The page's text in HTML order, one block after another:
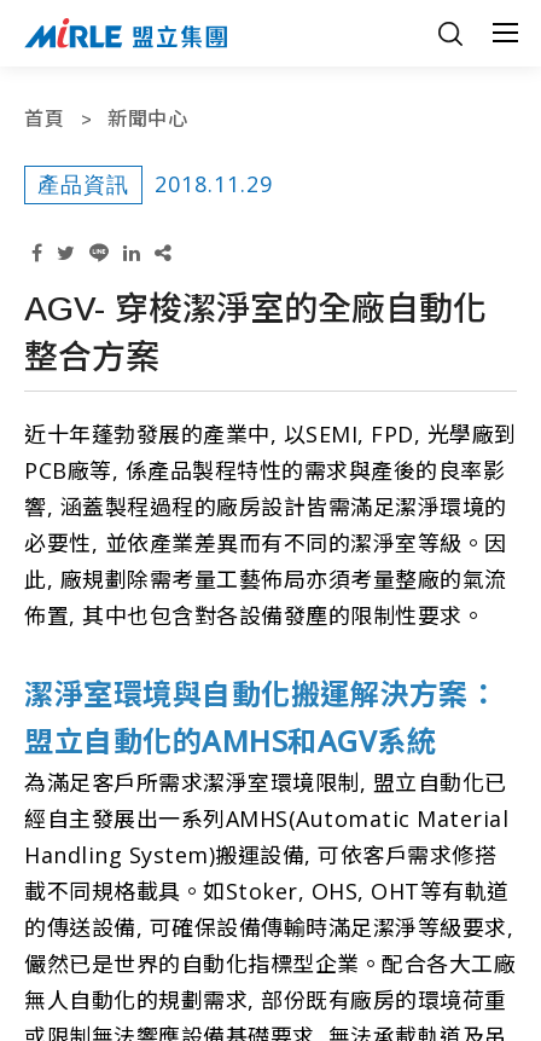
首頁 新聞中心
產品資訊 2018.11.29
AGV- 穿梭潔淨室的全廠自動化
整合方案
近十年蓬勃發展的產業中, 以SEMI, FPD, 光學廠到
PCB廠等, 係產品製程特性的需求與產後的良率影
響, 涵蓋製程過程的廠房設計皆需滿足潔淨環境的
必要性, 並依產業差異而有不同的潔淨室等級。因
此, 廠規劃除需考量工藝佈局亦須考量整廠的氣流
佈置, 其中也包含對各設備發塵的限制性要求。
潔淨室環境與自動化搬運解決方案：
盟立自動化的AMHS和AGV系統
為滿足客戶所需求潔淨室環境限制, 盟立自動化已
經自主發展出一系列AMHS(Automatic Material
Handling System)搬運設備, 可依客戶需求修搭
載不同規格載具。如Stoker, OHS, OHT等有軌道
的傳送設備, 可確保設備傳輸時滿足潔淨等級要求,
儼然已是世界的自動化指標型企業。配合各大工廠
無人自動化的規劃需求, 部份既有廠房的環境荷重